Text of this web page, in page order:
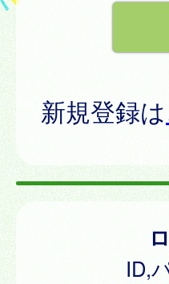
新規登録は
ID,